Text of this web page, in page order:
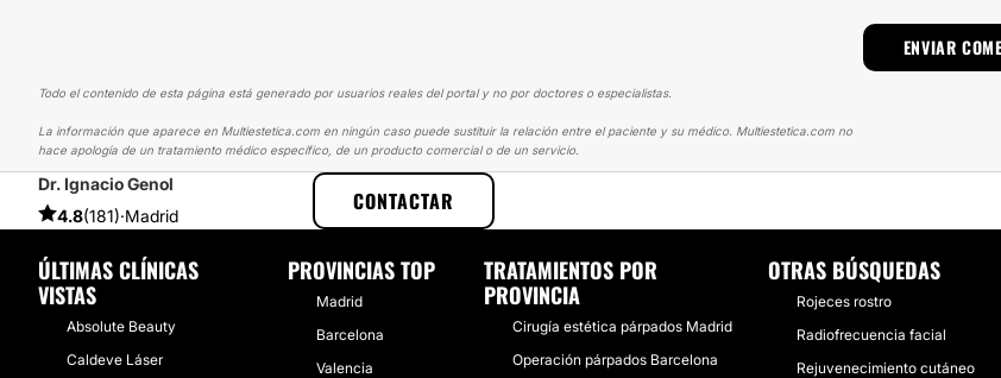
Todo el contenido de esta página está generado por usuarios reales del portal y no por doctores o especialistas.
La información que aparece en Multiestetica.com en ningún caso puede sustituir la relación entre el paciente y su médico. Multiestetica.com no
hace apología de un tratamiento médico específico, de un producto comercial o de un servicio.
Dr. Ignacio Genol
4.8(181)·Madrid
CONTACTAR
MULTIESTETICA EXPERIENCIAS REALES SOBRE BLEFAROPLASTIA
ÚLTIMAS CLÍNICAS
VISTAS
Absolute Beauty
Caldeve Láser
PROVINCIAS TOP
Madrid
Barcelona
Valencia
TRATAMIENTOS POR
PROVINCIA
Cirugía estética párpados Madrid
Operación párpados Barcelona
OTRAS BÚSQUEDAS
Rojeces rostro
Radiofrecuencia facial
Rejuvenecimiento cutáneo